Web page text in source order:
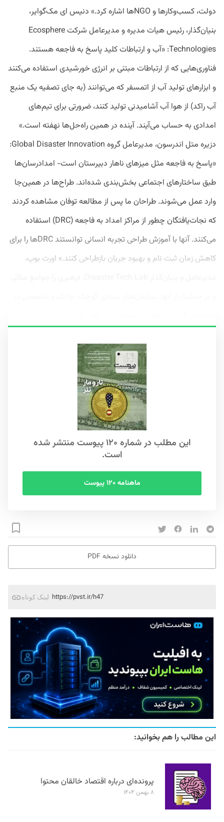
دولت، کسب‌وکارها و NGOها اشاره کرد.» دنیس ای مک‌گوایر،
بنیان‌گذار،‌ رئیس هیات مدیره و مدیرعامل شرکت Ecosphere
Technologies: «آب و ارتباطات کلید پاسخ به فاجعه هستند.
فناوری‌هایی که از ارتباطات مبتنی بر انرژی خورشیدی استفاده می‌کنند
و ابزارهای تولید آب از اتمسفر که می‌توانند (به جای تصفیه یک منبع
آب راکد) از هوا آب آشامیدنی تولید کنند، ضرورتی برای تیم‌های
امدادی به حساب می‌آیند. آینده در همین راه‌حل‌ها نهفته است.»
دزیره متل اندرسون، مدیرعامل گروه Global Disaster Innovation:
«پاسخ به فاجعه مثل میزهای ناهار دبیرستان است- امدادرسان‌ها
طبق ساختار‌های اجتماعی بخش‌بندی شده‌اند. طراح‌ها در همین‌جا
وارد عمل می‌شوند. طراحان ما پس از مطالعه توفان مشاهده کردند
که نجات‌‌یافتگان چطور از مراکز امداد به فاجعه (DRC) استفاده
می‌کنند. آنها با آموزش طراحی تجربه انسانی توانستند DRCها را برای
کاهش زمان ثبت نام و بهبود جریان بازطراحی کنند.» اورت بوپ،
این مطلب در شماره ۱۲۰ پیوست منتشر شده
است.
ماهنامه ۱۲۰ پیوست
دانلود نسخه PDF
لینک کوتاه https://pvst.ir/h47
این مطالب را هم بخوانید:
پرونده‌ای درباره اقتصاد خالقان محتوا
۸ بهمن ۱۴۰۴